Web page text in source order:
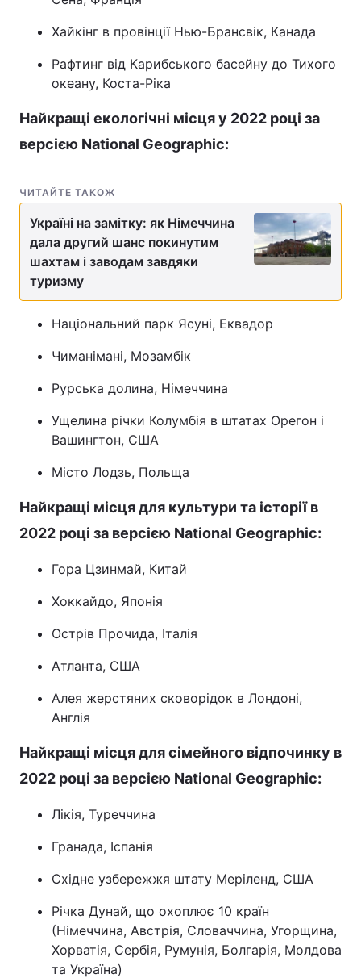
Хайкінг в провінції Нью-Брансвік, Канада
Рафтинг від Карибського басейну до Тихого
океану, Коста-Ріка
Найкращі екологічні місця у 2022 році за
версією National Geographic:
ЧИТАЙТЕ ТАКОЖ
Україні на замітку: як Німеччина
дала другий шанс покинутим
шахтам і заводам завдяки
туризму
Національний парк Ясуні, Еквадор
Чиманімані, Мозамбік
Рурська долина, Німеччина
Ущелина річки Колумбія в штатах Орегон і
Вашингтон, США
Місто Лодзь, Польща
Найкращі місця для культури та історії в
2022 році за версією National Geographic:
Гора Цзинмай, Китай
Хоккайдо, Японія
Острів Прочида, Італія
Атланта, США
Алея жерстяних сковорідок в Лондоні,
Англія
Найкращі місця для сімейного відпочинку в
2022 році за версією National Geographic:
Лікія, Туреччина
Гранада, Іспанія
Східне узбережжя штату Меріленд, США
Річка Дунай, що охоплює 10 країн
(Німеччина, Австрія, Словаччина, Угорщина,
Хорватія, Сербія, Румунія, Болгарія, Молдова
та Україна)